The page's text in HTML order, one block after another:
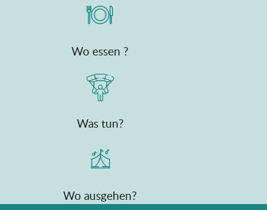
Wo essen ?
Was tun?
Wo ausgehen?